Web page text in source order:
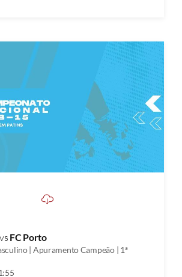
vs FC Porto
| Apuramento Campeão | 1ª